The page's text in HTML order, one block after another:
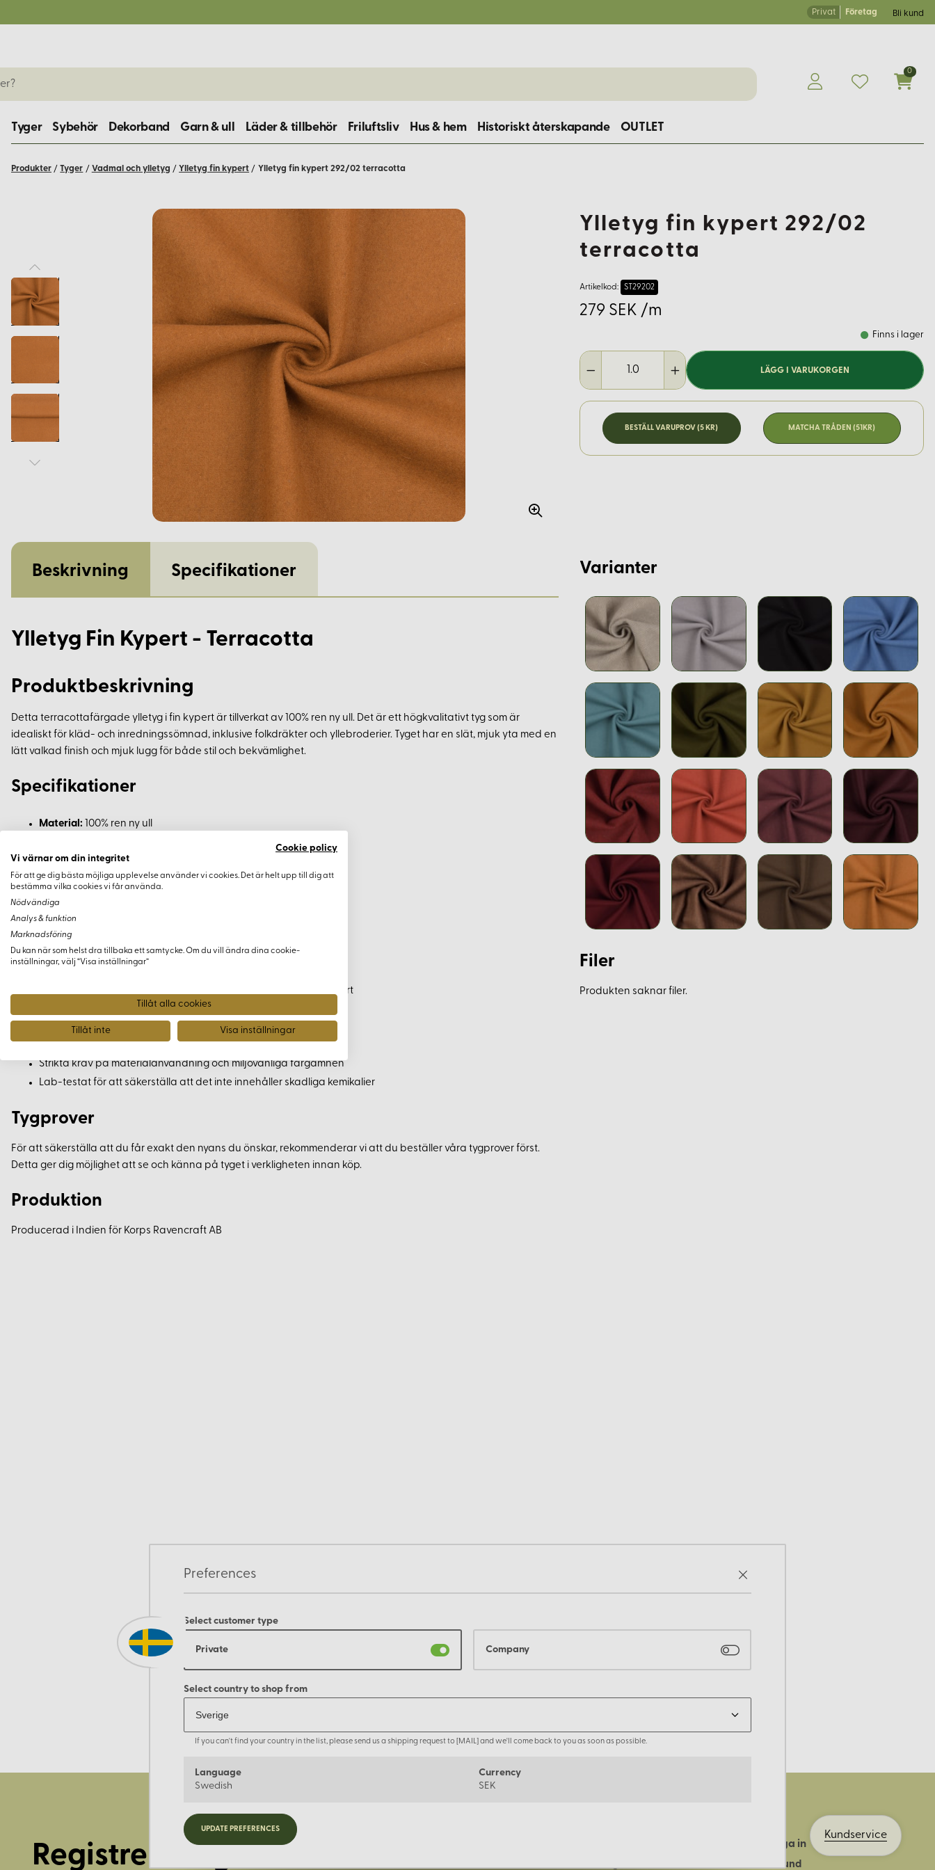
Kundservice
Preferences
Select customer type
Private Company
Select country to shop from
If you can't find your country in the list, please send us a shipping request to [MAIL] and we'll come back to you as soon as possible.
Language
Swedish
Currency
SEK
UPDATE PREFERENCES
Privat Företag Bli kund
0
Tyger Sybehör Dekorband Garn & ull Läder & tillbehör Friluftsliv Hus & hem Historiskt återskapande OUTLET
Produkter / Tyger / Vadmal och ylletyg / Ylletyg fin kypert / Ylletyg fin kypert 292/02 terracotta
Ylletyg fin kypert 292/02
terracotta
Artikelkod: ST29202
279 SEK /m
Finns i lager
LÄGG I VARUKORGEN
BESTÄLL VARUPROV (5 KR) MATCHA TRÅDEN (51KR)
Beskrivning Specifikationer
Ylletyg Fin Kypert - Terracotta
Produktbeskrivning
Detta terracottafärgade ylletyg i fin kypert är tillverkat av 100% ren ny ull. Det är ett högkvalitativt tyg som är
idealiskt för kläd- och inredningssömnad, inklusive folkdräkter och yllebroderier. Tyget har en slät, mjuk yta med en
lätt valkad finish och mjuk lugg för både stil och bekvämlighet.
Specifikationer
Material: 100% ren ny ull
Vikt:370 g/m²
Krympning:Ca 4% på tygbredden vid tvätt i 30° ullprogram
Egenskaper
Mjukt och fin kypertvävning för en elegant finish
Mindre valkat än traditionell vadmal för extra mjukhet och komfort
Hållbarhet och Kvalitet
Strikta krav på materialanvändning och miljövänliga färgämnen
Lab-testat för att säkerställa att det inte innehåller skadliga kemikalier
Tygprover
För att säkerställa att du får exakt den nyans du önskar, rekommenderar vi att du beställer våra tygprover först.
Detta ger dig möjlighet att se och känna på tyget i verkligheten innan köp.
Produktion
Producerad i Indien för Korps Ravencraft AB
Varianter
Filer
Produkten saknar filer.
Registrera dig för
Företagets historia
Logga in
Bli kund
Cookie policy
Vi värnar om din integritet
För att ge dig bästa möjliga upplevelse använder vi cookies. Det är helt upp till dig att
bestämma vilka cookies vi får använda.
Nödvändiga
Analys & funktion
Marknadsföring
Du kan när som helst dra tillbaka ett samtycke. Om du vill ändra dina cookie-
inställningar, välj “Visa inställningar”
Tillåt alla cookies
Tillåt inte Visa inställningar